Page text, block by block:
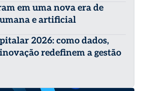
em uma nova era de
e artificial
2026: como dados,
redefinem a gestão